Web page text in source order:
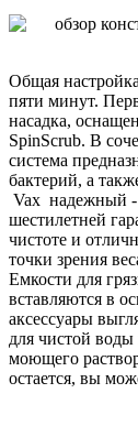
Общая
пяти минут.
насадка,
SpinScrub. В
система
бактерий, а
Vax надежный -
шестилетней
чистоте и
точки зрения
Емкости для
вставляются в
аксессуары
для чистой воды
моющего
остается, вы